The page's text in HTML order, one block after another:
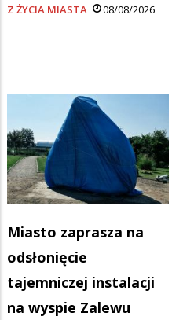
Z ŻYCIA MIASTA 08/08/2026
Miasto zaprasza na
odsłonięcie
tajemniczej instalacji
na wyspie Zalewu